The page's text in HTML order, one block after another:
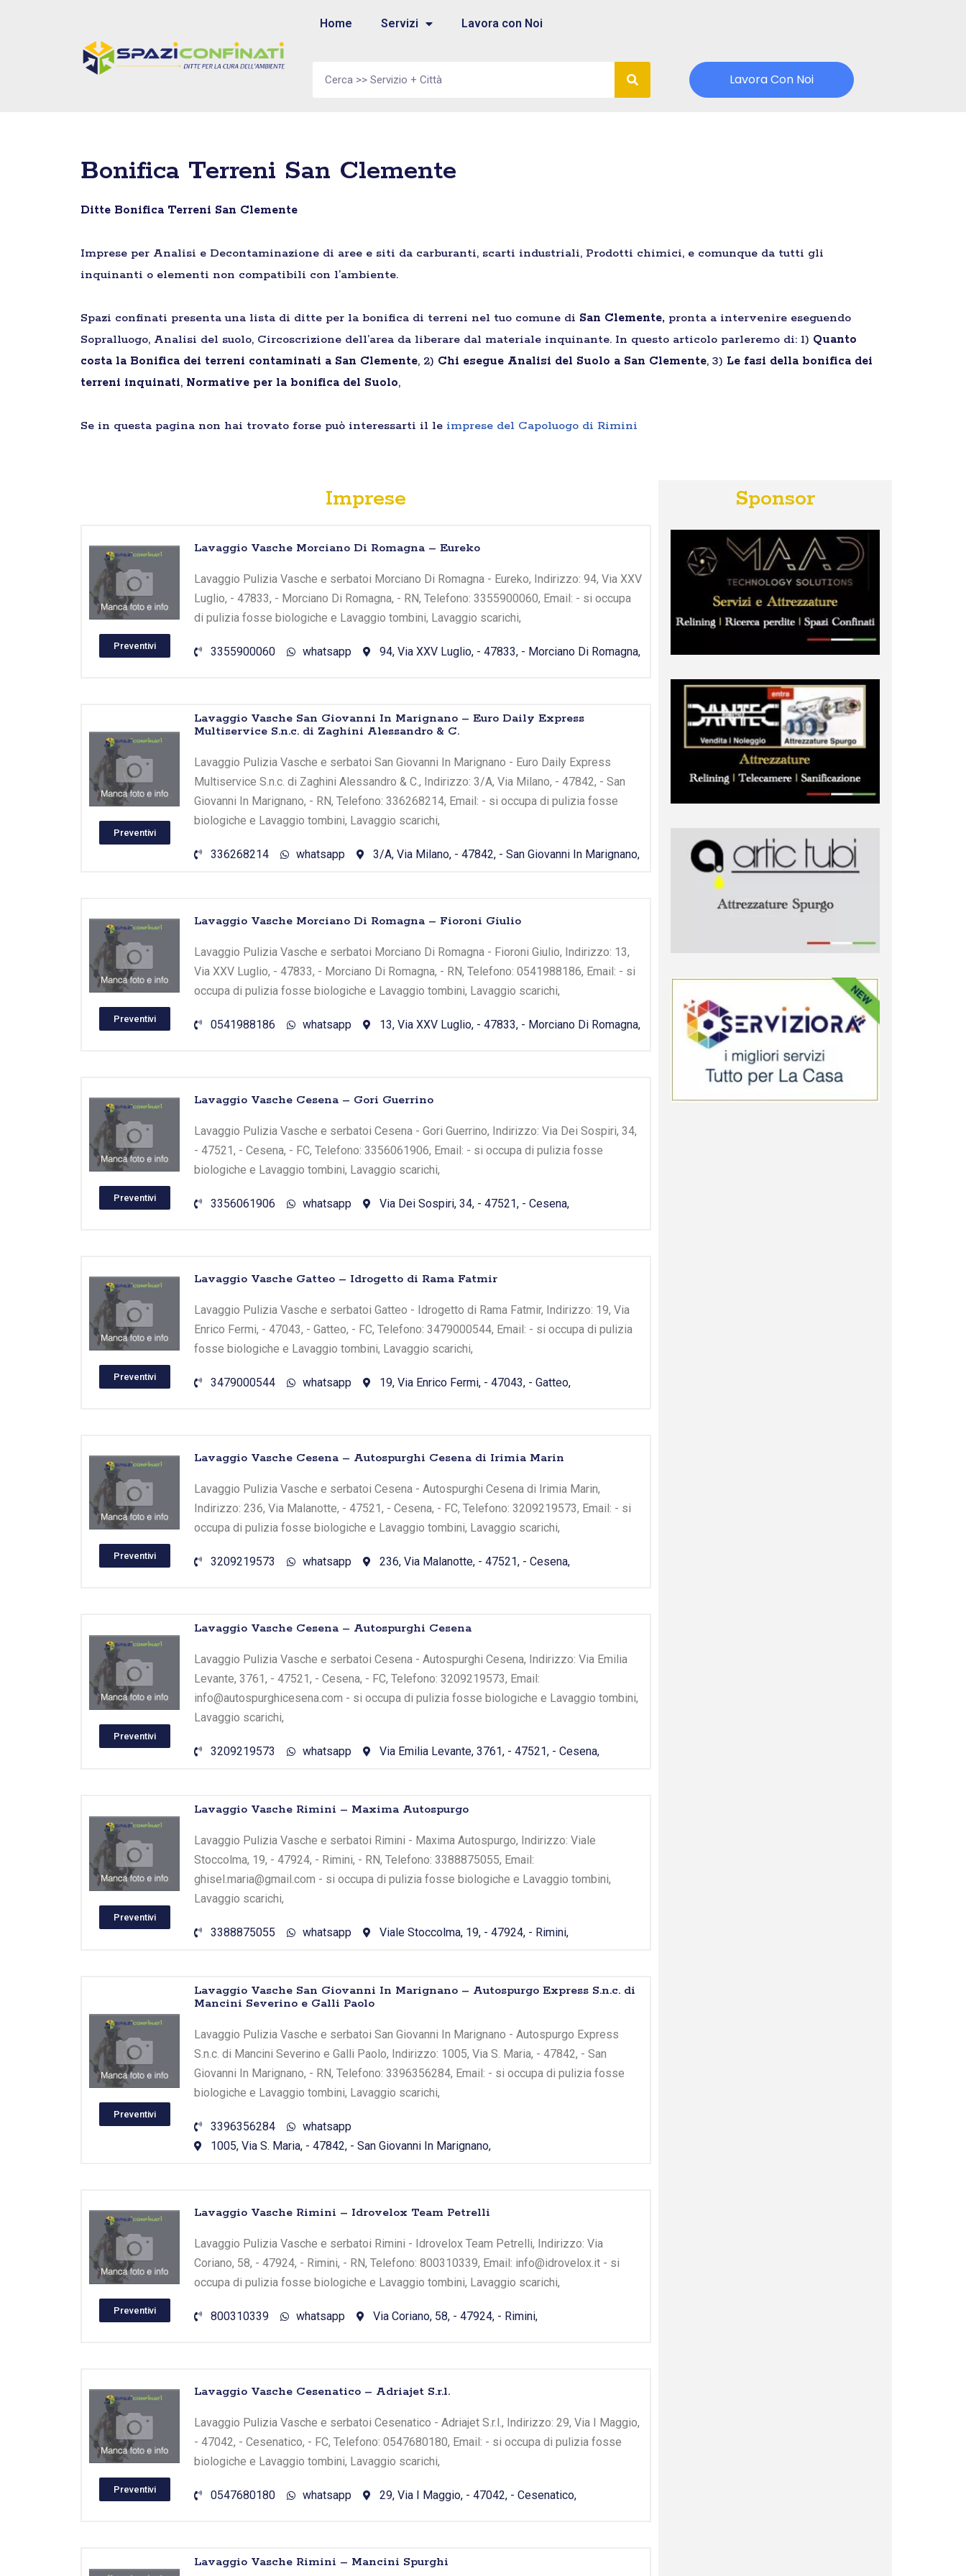
Home Servizi Lavora con Noi
Lavora Con Noi
Bonifica Terreni San Clemente
Ditte Bonifica Terreni San Clemente
Imprese per Analisi e Decontaminazione di aree e siti da carburanti, scarti industriali, Prodotti chimici, e comunque da tutti gli
inquinanti o elementi non compatibili con l’ambiente.
Spazi confinati presenta una lista di ditte per la bonifica di terreni nel tuo comune di San Clemente, pronta a intervenire eseguendo
Sopralluogo, Analisi del suolo, Circoscrizione dell’area da liberare dal materiale inquinante. In questo articolo parleremo di: 1) Quanto
costa la Bonifica dei terreni contaminati a San Clemente, 2) Chi esegue Analisi del Suolo a San Clemente, 3) Le fasi della bonifica dei
terreni inquinati, Normative per la bonifica del Suolo,
Se in questa pagina non hai trovato forse può interessarti il le imprese del Capoluogo di Rimini
Imprese
Preventivi
Lavaggio Vasche Morciano Di Romagna – Eureko
Lavaggio Pulizia Vasche e serbatoi Morciano Di Romagna - Eureko, Indirizzo: 94, Via XXV
Luglio, - 47833, - Morciano Di Romagna, - RN, Telefono: 3355900060, Email: - si occupa
di pulizia fosse biologiche e Lavaggio tombini, Lavaggio scarichi,
3355900060 whatsapp 94, Via XXV Luglio, - 47833, - Morciano Di Romagna,
Preventivi
Lavaggio Vasche San Giovanni In Marignano – Euro Daily Express
Multiservice S.n.c. di Zaghini Alessandro & C.
Lavaggio Pulizia Vasche e serbatoi San Giovanni In Marignano - Euro Daily Express
Multiservice S.n.c. di Zaghini Alessandro & C., Indirizzo: 3/A, Via Milano, - 47842, - San
Giovanni In Marignano, - RN, Telefono: 336268214, Email: - si occupa di pulizia fosse
biologiche e Lavaggio tombini, Lavaggio scarichi,
336268214 whatsapp 3/A, Via Milano, - 47842, - San Giovanni In Marignano,
Preventivi
Lavaggio Vasche Morciano Di Romagna – Fioroni Giulio
Lavaggio Pulizia Vasche e serbatoi Morciano Di Romagna - Fioroni Giulio, Indirizzo: 13,
Via XXV Luglio, - 47833, - Morciano Di Romagna, - RN, Telefono: 0541988186, Email: - si
occupa di pulizia fosse biologiche e Lavaggio tombini, Lavaggio scarichi,
0541988186 whatsapp 13, Via XXV Luglio, - 47833, - Morciano Di Romagna,
Preventivi
Lavaggio Vasche Cesena – Gori Guerrino
Lavaggio Pulizia Vasche e serbatoi Cesena - Gori Guerrino, Indirizzo: Via Dei Sospiri, 34,
- 47521, - Cesena, - FC, Telefono: 3356061906, Email: - si occupa di pulizia fosse
biologiche e Lavaggio tombini, Lavaggio scarichi,
3356061906 whatsapp Via Dei Sospiri, 34, - 47521, - Cesena,
Preventivi
Lavaggio Vasche Gatteo – Idrogetto di Rama Fatmir
Lavaggio Pulizia Vasche e serbatoi Gatteo - Idrogetto di Rama Fatmir, Indirizzo: 19, Via
Enrico Fermi, - 47043, - Gatteo, - FC, Telefono: 3479000544, Email: - si occupa di pulizia
fosse biologiche e Lavaggio tombini, Lavaggio scarichi,
3479000544 whatsapp 19, Via Enrico Fermi, - 47043, - Gatteo,
Preventivi
Lavaggio Vasche Cesena – Autospurghi Cesena di Irimia Marin
Lavaggio Pulizia Vasche e serbatoi Cesena - Autospurghi Cesena di Irimia Marin,
Indirizzo: 236, Via Malanotte, - 47521, - Cesena, - FC, Telefono: 3209219573, Email: - si
occupa di pulizia fosse biologiche e Lavaggio tombini, Lavaggio scarichi,
3209219573 whatsapp 236, Via Malanotte, - 47521, - Cesena,
Preventivi
Lavaggio Vasche Cesena – Autospurghi Cesena
Lavaggio Pulizia Vasche e serbatoi Cesena - Autospurghi Cesena, Indirizzo: Via Emilia
Levante, 3761, - 47521, - Cesena, - FC, Telefono: 3209219573, Email:
info@autospurghicesena.com - si occupa di pulizia fosse biologiche e Lavaggio tombini,
Lavaggio scarichi,
3209219573 whatsapp Via Emilia Levante, 3761, - 47521, - Cesena,
Preventivi
Lavaggio Vasche Rimini – Maxima Autospurgo
Lavaggio Pulizia Vasche e serbatoi Rimini - Maxima Autospurgo, Indirizzo: Viale
Stoccolma, 19, - 47924, - Rimini, - RN, Telefono: 3388875055, Email:
ghisel.maria@gmail.com - si occupa di pulizia fosse biologiche e Lavaggio tombini,
Lavaggio scarichi,
3388875055 whatsapp Viale Stoccolma, 19, - 47924, - Rimini,
Preventivi
Lavaggio Vasche San Giovanni In Marignano – Autospurgo Express S.n.c. di
Mancini Severino e Galli Paolo
Lavaggio Pulizia Vasche e serbatoi San Giovanni In Marignano - Autospurgo Express
S.n.c. di Mancini Severino e Galli Paolo, Indirizzo: 1005, Via S. Maria, - 47842, - San
Giovanni In Marignano, - RN, Telefono: 3396356284, Email: - si occupa di pulizia fosse
biologiche e Lavaggio tombini, Lavaggio scarichi,
3396356284
whatsapp
1005, Via S. Maria, - 47842, - San Giovanni In Marignano,
Preventivi
Lavaggio Vasche Rimini – Idrovelox Team Petrelli
Lavaggio Pulizia Vasche e serbatoi Rimini - Idrovelox Team Petrelli, Indirizzo: Via
Coriano, 58, - 47924, - Rimini, - RN, Telefono: 800310339, Email: info@idrovelox.it - si
occupa di pulizia fosse biologiche e Lavaggio tombini, Lavaggio scarichi,
800310339 whatsapp Via Coriano, 58, - 47924, - Rimini,
Preventivi
Lavaggio Vasche Cesenatico – Adriajet S.r.l.
Lavaggio Pulizia Vasche e serbatoi Cesenatico - Adriajet S.r.l., Indirizzo: 29, Via I Maggio,
- 47042, - Cesenatico, - FC, Telefono: 0547680180, Email: - si occupa di pulizia fosse
biologiche e Lavaggio tombini, Lavaggio scarichi,
0547680180 whatsapp 29, Via I Maggio, - 47042, - Cesenatico,
Lavaggio Vasche Rimini – Mancini Spurghi
Sponsor